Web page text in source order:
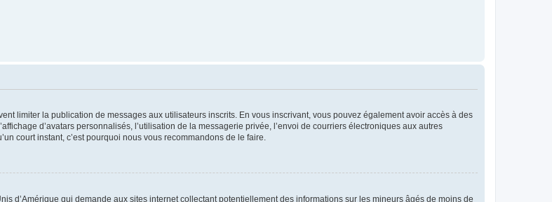
limiter la publication de messages aux utilisateurs inscrits. En vous inscrivant, vous pouvez également avoir accès à des
d’avatars personnalisés, l’utilisation de la messagerie privée, l’envoi de courriers électroniques aux autres
court instant, c’est pourquoi nous vous recommandons de le faire.
d’Amérique qui demande aux sites internet collectant potentiellement des informations sur les mineurs âgés de moins de